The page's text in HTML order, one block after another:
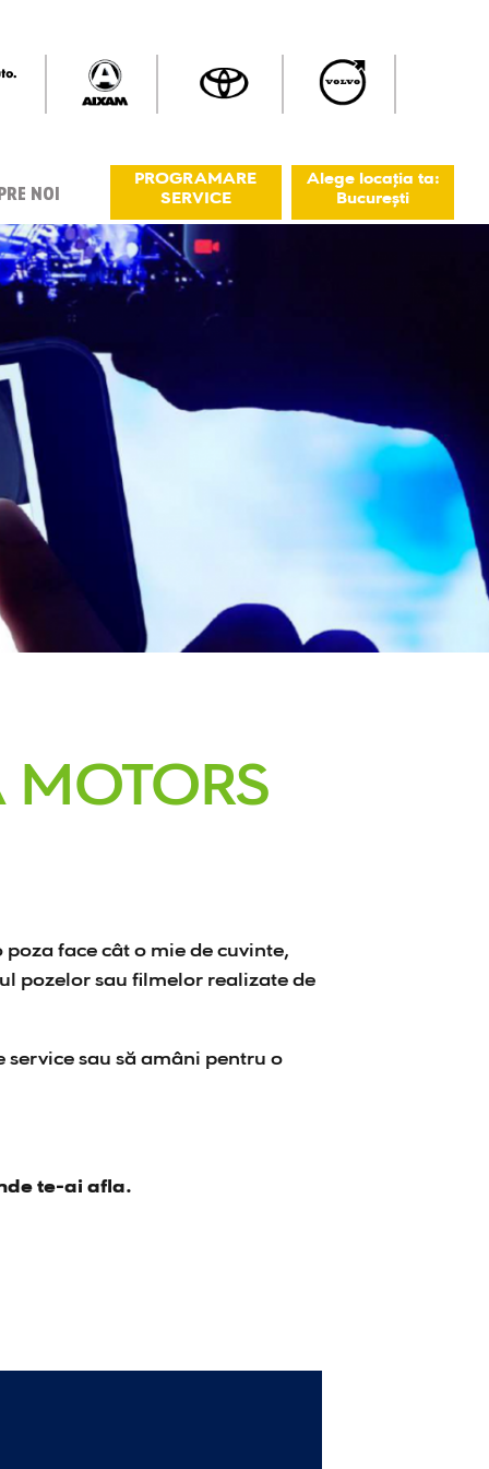
NOI
Alege locația ta:
București
PROGRAMARE
SERVICE
MOTORS
face cât o mie de cuvinte,
pozelor sau filmelor realizate de
sau să amâni pentru o
te-ai afla.